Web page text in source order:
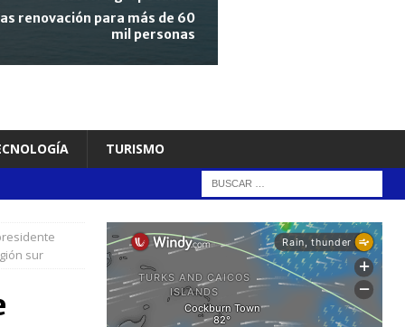
renovación para más de 60
mil personas
TURISMO
sur